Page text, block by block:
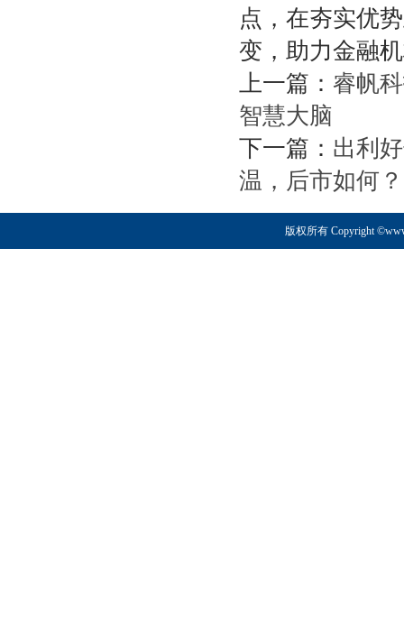
点，在夯实优
变，助力金融
上一篇： 睿帆
智慧大脑
下一篇： 出利
温，后市如何？
版权所有 Copyright